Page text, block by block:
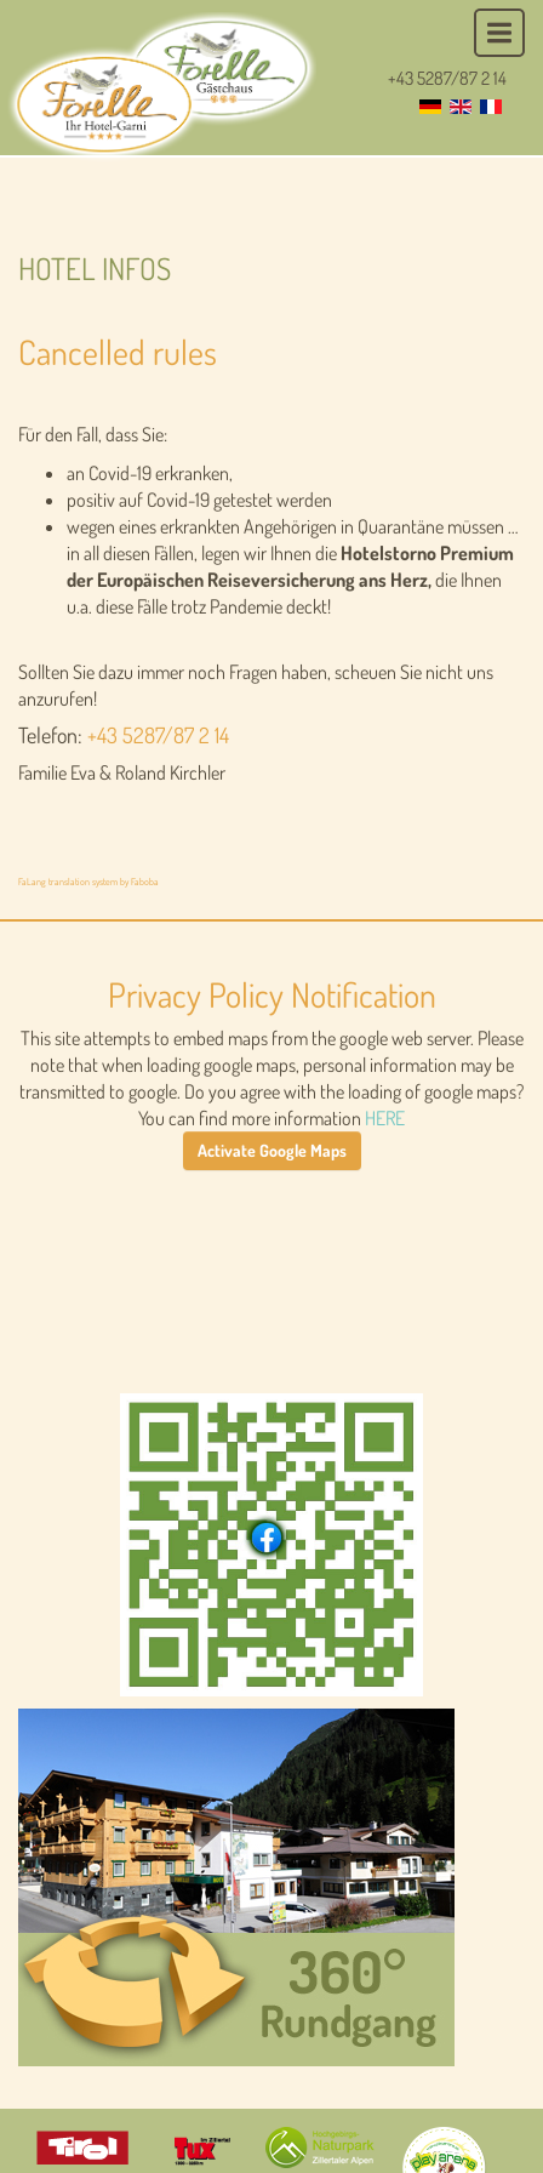
+43 5287/87 2 14
HOTEL INFOS
Cancelled rules
Für den Fall, dass Sie:
an Covid-19 erkranken,
positiv auf Covid-19 getestet werden
wegen eines erkrankten Angehörigen in Quarantäne müssen …
in all diesen Fällen, legen wir Ihnen die Hotelstorno Premium
der Europäischen Reiseversicherung ans Herz,die Ihnen
u.a. diese Fälle trotz Pandemie deckt!
Sollten Sie dazu immer noch Fragen haben, scheuen Sie nicht uns
anzurufen!
Telefon: +43 5287/87 2 14
Familie Eva & Roland Kirchler
FaLang translation system by Faboba
Privacy Policy Notification
This site attempts to embed maps from the google web server. Please
note that when loading google maps, personal information may be
transmitted to google. Do you agree with the loading of google maps?
You can find more information HERE